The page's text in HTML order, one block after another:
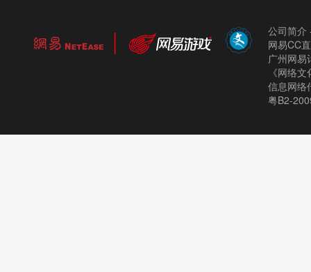
公司简介
网易CC
广州网
《网络
信息网络
粤B2-